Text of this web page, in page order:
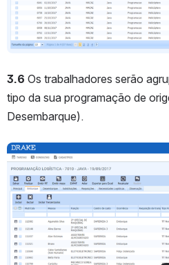
3.6 Os trabalhadores serão
tipo da sua programação de
Desembarque).
Abrir